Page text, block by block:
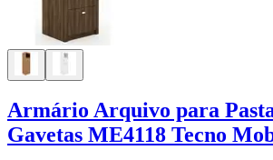
Armário Arquivo para Pasta
Gavetas ME4118 Tecno